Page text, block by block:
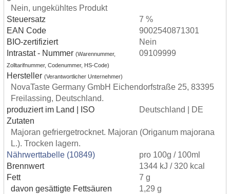
Nein, ungekühltes Produkt
Steuersatz
7 %
EAN Code
9002540871301
BIO-zertifiziert
Nein
Intrastat - Nummer (Warennummer,
Zolltarifnummer, Codenummer, HS-Code)
09109999
Hersteller (Verantwortlicher Unternehmer)
NovaTaste Germany GmbH Eichendorfstraße 25, 83395
Freilassing, Deutschland.
produziert im Land | ISO
Deutschland | DE
Zutaten
Majoran gefriergetrocknet. Majoran (Origanum majorana
L.). Trocken lagern.
Nährwerttabelle (10849)
pro 100g / 100ml
Brennwert
1344 kJ / 320 kcal
Fett
7 g
davon gesättigte Fettsäuren
1,29 g